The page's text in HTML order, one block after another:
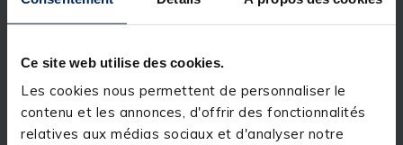
Ce site web utilise des cookies.
Les cookies nous permettent de personnaliser le
contenu et les annonces, d'offrir des fonctionnalités
relatives aux médias sociaux et d'analyser notre
Description
Le sac à appâts de la gamme
Garbolino, a été conçu dans le but de transporter
des esches dans les meilleures conditions possibles.
Cet article se porte autour du coup et se verrouille
autour de la taille en utilisant une sangle
abdominale. La bandoulière, ainsi que la sangle